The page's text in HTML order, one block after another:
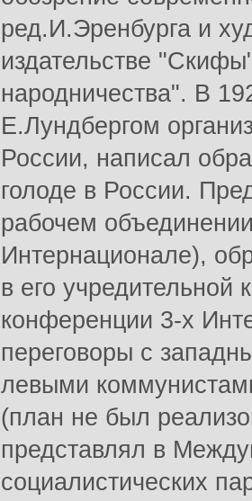
ред.И.Эренбурга и
издательстве
народничества". В
Е.Лундбергом
России, написал
голоде в России.
рабочем
Интернационале),
в его
конференции 3-х
переговоры с
левыми
(план не был
представлял в
социалистических